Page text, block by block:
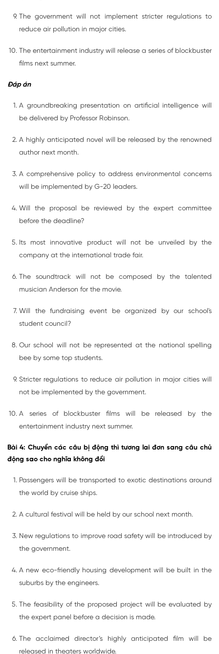
The government will not implement stricter regulations to
reduce air pollution in major cities.
The entertainment industry will release a series of blockbuster
films next summer.
Đáp án
A groundbreaking presentation on artificial intelligence will
be delivered by Professor Robinson.
A highly anticipated novel will be released by the renowned
author next month.
A comprehensive policy to address environmental concerns
will be implemented by G-20 leaders.
Will the proposal be reviewed by the expert committee
before the deadline?
Its most innovative product will not be unveiled by the
company at the international trade fair.
The soundtrack will not be composed by the talented
musician Anderson for the movie.
Will the fundraising event be organized by our school's
student council?
Our school will not be represented at the national spelling
bee by some top students.
Stricter regulations to reduce air pollution in major cities will
not be implemented by the government.
A series of blockbuster films will be released by the
entertainment industry next summer.
Bài 4: Chuyển các câu bị động thì tương lai đơn sang câu chủ
động sao cho nghĩa không đổi
Passengers will be transported to exotic destinations around
the world by cruise ships.
A cultural festival will be held by our school next month.
New regulations to improve road safety will be introduced by
the government.
A new eco-friendly housing development will be built in the
suburbs by the engineers.
The feasibility of the proposed project will be evaluated by
the expert panel before a decision is made.
The acclaimed director’s highly anticipated film will be
released in theaters worldwide.